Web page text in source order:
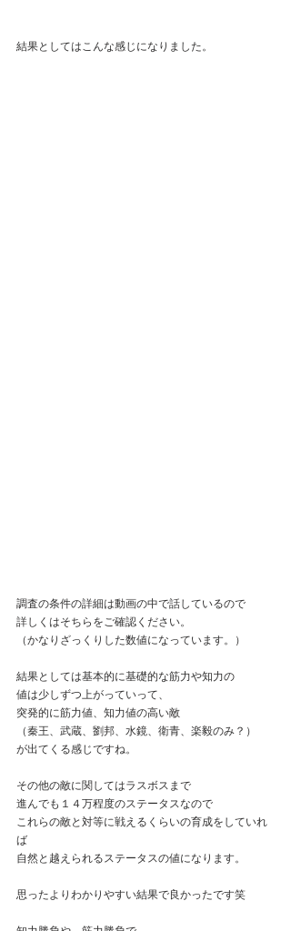
結果としてはこんな感じになりました。
調査の条件の詳細は動画の中で話しているので
詳しくはそちらをご確認ください。
（かなりざっくりした数値になっています。）
結果としては基本的に基礎的な筋力や知力の
値は少しずつ上がっていって、
突発的に筋力値、知力値の高い敵
（秦王、武蔵、劉邦、水鏡、衛青、楽毅のみ？）
が出てくる感じですね。
その他の敵に関してはラスボスまで
進んでも１４万程度のステータスなので
これらの敵と対等に戦えるくらいの育成をしていれ
ば
自然と越えられるステータスの値になります。
思ったよりわかりやすい結果で良かったです笑